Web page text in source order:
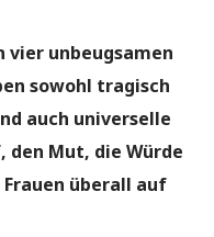
vier unbeugsamen
sowohl tragisch
auch universelle
den Mut, die Würde
überall auf